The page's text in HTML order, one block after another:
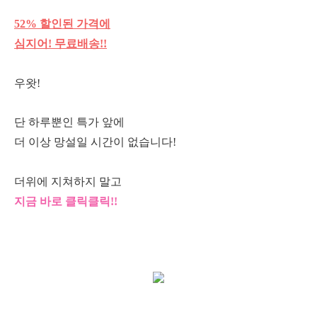
52% 할인된 가격에
심지어! 무료배송!!
우왓!
단 하루뿐인 특가 앞에
더 이상 망설일 시간이 없습니다!
더위에 지쳐하지 말고
지금 바로 클릭클릭!!